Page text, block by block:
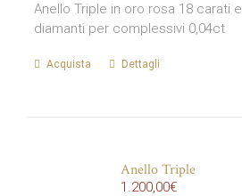
Anello Triple in oro rosa 18 carati e
diamanti per complessivi 0,04ct
Acquista Dettagli
Anello Triple
1.200,00€